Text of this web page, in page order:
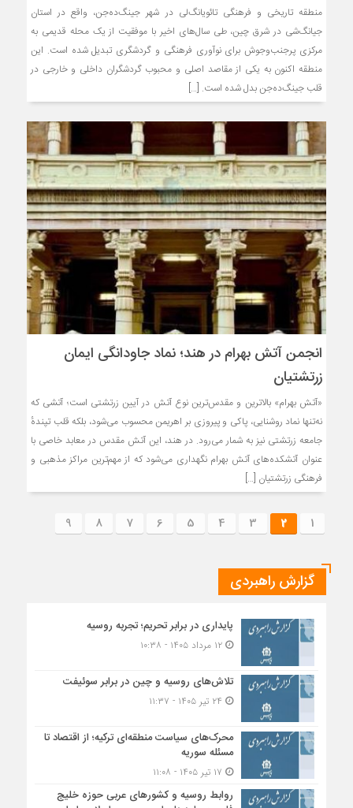
منطقه تاریخی و فرهنگی تائویانگ‌لی در شهر جینگ‌ده‌جن، واقع در استان
جیانگ‌شی در شرق چین، طی سال‌های اخیر با موفقیت از یک محله قدیمی به
مرکزی پرجنب‌وجوش برای نوآوری فرهنگی و گردشگری تبدیل شده است. این
منطقه اکنون به یکی از مقاصد اصلی و محبوب گردشگران داخلی و خارجی در
قلب جینگ‌ده‌جن بدل شده است. […]
انجمن آتش بهرام در هند؛ نماد جاودانگی ایمان
زرتشتیان
«آتش بهرام» بالاترین و مقدس‌ترین نوع آتش در آیین زرتشتی است؛ آتشی که
نه‌تنها نماد روشنایی، پاکی و پیروزی بر اهریمن محسوب می‌شود، بلکه قلب تپندهٔ
جامعه زرتشتی نیز به شمار می‌رود. در هند، این آتش مقدس در معابد خاصی با
عنوان آتشکده‌های آتش بهرام نگهداری می‌شود که از مهم‌ترین مراکز مذهبی و
فرهنگی زرتشتیان […]
1
2
3
4
5
6
7
8
9
گزارش راهبردی
پایداری در برابر تحریم؛ تجربه روسیه
۱۲ مرداد ۱۴۰۵ - ۱۰:۳۸
تلاش‌های روسیه و چین در برابر سوئیفت
محرک‌های سیاست منطقه‌‎ای ترکیه؛ از اقتصاد تا
مسئله سوریه
روابط روسیه و کشورهای عربی حوزه خلیج